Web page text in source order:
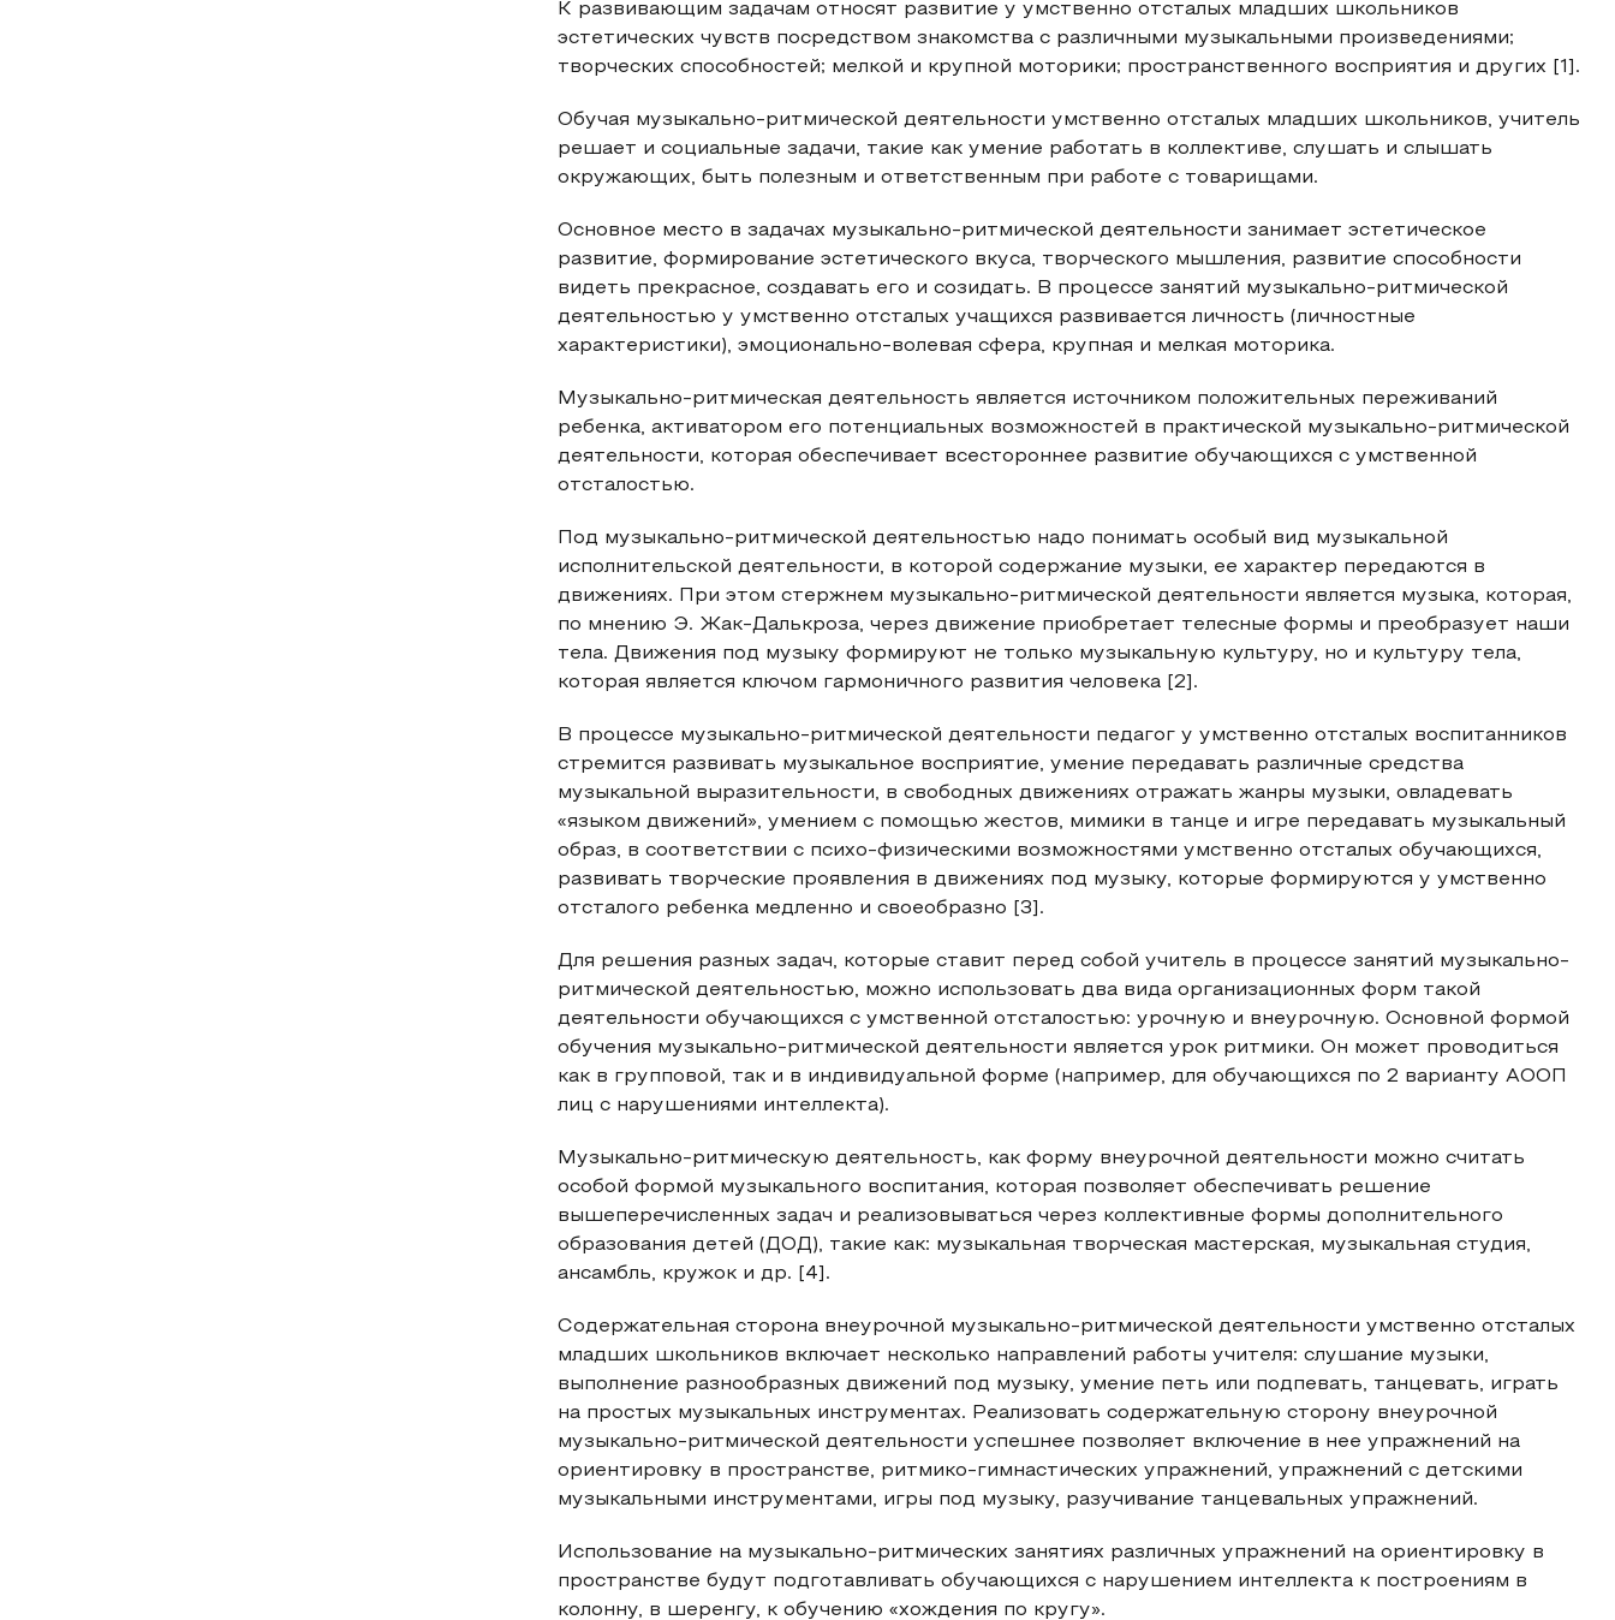
К развивающим задачам относят развитие у умственно отсталых младших школьников
эстетических чувств посредством знакомства с различными музыкальными произведениями;
творческих способностей; мелкой и крупной моторики; пространственного восприятия и других [1].
Обучая музыкально-ритмической деятельности умственно отсталых младших школьников, учитель
решает и социальные задачи, такие как умение работать в коллективе, слушать и слышать
окружающих, быть полезным и ответственным при работе с товарищами.
Основное место в задачах музыкально-ритмической деятельности занимает эстетическое
развитие, формирование эстетического вкуса, творческого мышления, развитие способности
видеть прекрасное, создавать его и созидать. В процессе занятий музыкально-ритмической
деятельностью у умственно отсталых учащихся развивается личность (личностные
характеристики), эмоционально-волевая сфера, крупная и мелкая моторика.
Музыкально-ритмическая деятельность является источником положительных переживаний
ребенка, активатором его потенциальных возможностей в практической музыкально-ритмической
деятельности, которая обеспечивает всестороннее развитие обучающихся с умственной
отсталостью.
Под музыкально-ритмической деятельностью надо понимать особый вид музыкальной
исполнительской деятельности, в которой содержание музыки, ее характер передаются в
движениях. При этом стержнем музыкально-ритмической деятельности является музыка, которая,
по мнению Э. Жак-Далькроза, через движение приобретает телесные формы и преобразует наши
тела. Движения под музыку формируют не только музыкальную культуру, но и культуру тела,
которая является ключом гармоничного развития человека [2].
В процессе музыкально-ритмической деятельности педагог у умственно отсталых воспитанников
стремится развивать музыкальное восприятие, умение передавать различные средства
музыкальной выразительности, в свободных движениях отражать жанры музыки, овладевать
«языком движений», умением с помощью жестов, мимики в танце и игре передавать музыкальный
образ, в соответствии с психо-физическими возможностями умственно отсталых обучающихся,
развивать творческие проявления в движениях под музыку, которые формируются у умственно
отсталого ребенка медленно и своеобразно [3].
Для решения разных задач, которые ставит перед собой учитель в процессе занятий музыкально-
ритмической деятельностью, можно использовать два вида организационных форм такой
деятельности обучающихся с умственной отсталостью: урочную и внеурочную. Основной формой
обучения музыкально-ритмической деятельности является урок ритмики. Он может проводиться
как в групповой, так и в индивидуальной форме (например, для обучающихся по 2 варианту АООП
лиц с нарушениями интеллекта).
Музыкально-ритмическую деятельность, как форму внеурочной деятельности можно считать
особой формой музыкального воспитания, которая позволяет обеспечивать решение
вышеперечисленных задач и реализовываться через коллективные формы дополнительного
образования детей (ДОД), такие как: музыкальная творческая мастерская, музыкальная студия,
ансамбль, кружок и др. [4].
Содержательная сторона внеурочной музыкально-ритмической деятельности умственно отсталых
младших школьников включает несколько направлений работы учителя: слушание музыки,
выполнение разнообразных движений под музыку, умение петь или подпевать, танцевать, играть
на простых музыкальных инструментах. Реализовать содержательную сторону внеурочной
музыкально-ритмической деятельности успешнее позволяет включение в нее упражнений на
ориентировку в пространстве, ритмико-гимнастических упражнений, упражнений с детскими
музыкальными инструментами, игры под музыку, разучивание танцевальных упражнений.
Использование на музыкально-ритмических занятиях различных упражнений на ориентировку в
пространстве будут подготавливать обучающихся с нарушением интеллекта к построениям в
колонну, в шеренгу, к обучению «хождения по кругу».